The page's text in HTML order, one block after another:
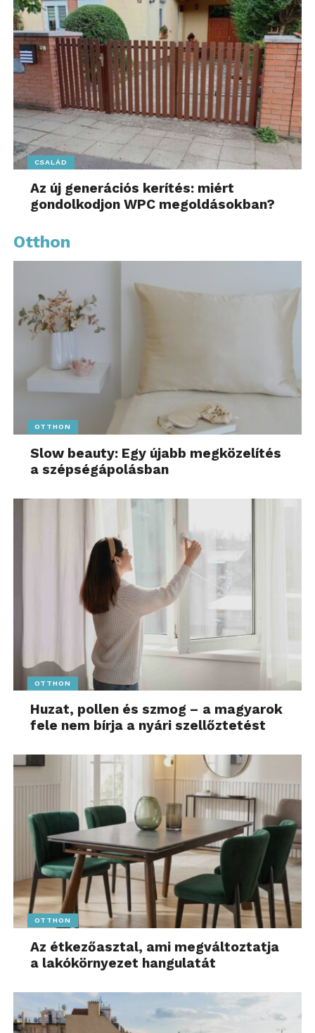
CSALÁD
Az új generációs kerítés: miért
gondolkodjon WPC megoldásokban?
Otthon
OTTHON
Slow beauty: Egy újabb megközelítés
a szépségápolásban
OTTHON
Huzat, pollen és szmog – a magyarok
fele nem bírja a nyári szellőztetést
OTTHON
Az étkezőasztal, ami megváltoztatja
a lakókörnyezet hangulatát